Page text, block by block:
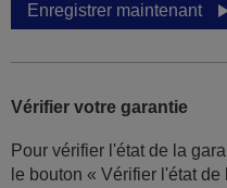
Enregistrer maintenant
Vérifier votre garantie
Pour vérifier l'état de la
le bouton « Vérifier l'état